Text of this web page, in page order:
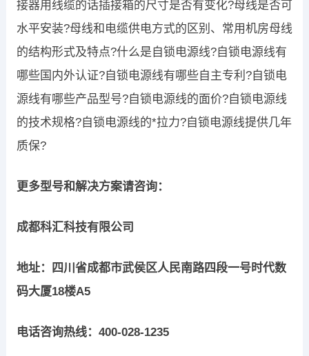
接器用线缆的话插接箱的尺寸是否有变化?母线是否可
水平安装?母线和电缆供电方式的区别、常用机房母线
的结构形式及特点?什么是自锁电源线?自锁电源线有
哪些国内外认证?自锁电源线有哪些自主专利?自锁电
源线有哪些产品型号?自锁电源线的面价?自锁电源线
的技术规格?自锁电源线的*拉力?自锁电源线提供几年
质保?
更多型号和解决方案请咨询：
成都科汇科技有限公司
地址：四川省成都市武侯区人民南路四段一号时代数
码大厦18楼A5
电话咨询热线：400-028-1235